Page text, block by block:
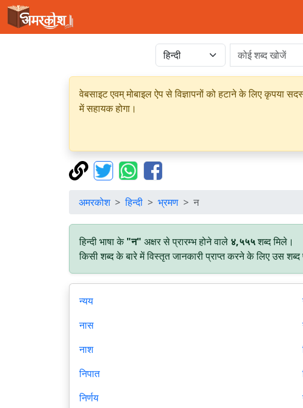
वेबसाइट एवम् मोबाइल ऐप से विज्ञापनों को हटाने के लिए कृपया
में सहायक होगा।
अमरकोश हिन्दी भ्रमण न
हिन्दी भाषा के "न" अक्षर से प्रारम्भ होने वाले ४,५५५शब्द मिले।
किसी शब्द के बारे में विस्तृत जानकारी प्राप्त करने के लिए उस
न्यय
नास
नाश
निपात
निर्णय